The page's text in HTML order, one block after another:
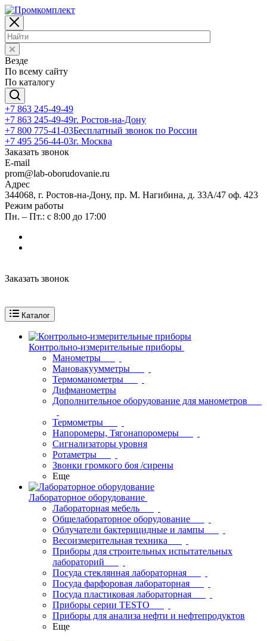
Везде
По всему сайту
По каталогу
+7 863 245-49-49
+7 863 245-49-49г. Ростов-на-Дону
+7 800 775-41-03Бесплатный звонок по России
+7 495 256-44-03г. Москва
Заказать звонок
E-mail
prom@lab-oborudovanie.ru
Адрес
344068, г. Ростов-на-Дону, пр. М. Нагибина, д. 33А/47 оф. 423
Режим работы
Пн. – Пт.: с 8:00 до 17:00
Заказать звонок
Каталог
Контрольно-измерительные приборы
Манометры
Мановакуумметры
Термоманометры
Дифманометры
Дополнительное оборудование для манометров
Термометры
Напоромеры, Тягонапоромеры
Сигнализаторы уровня
Ротаметры
Звонки громкого боя /сирены
Еще
Лабораторное оборудование
Лабораторная мебель
Общелабораторное оборудование
Облучатели бактерицидные и лампы
Весоизмерительная техника
Приборы для строительных испытательных
лабораторий
Посуда стеклянная лабораторная
Посуда фарфоровая лабораторная
Посуда пластиковая лабораторная
Приборы серии TESTO
Приборы для анализа нефти и нефтепродуктов
Еще